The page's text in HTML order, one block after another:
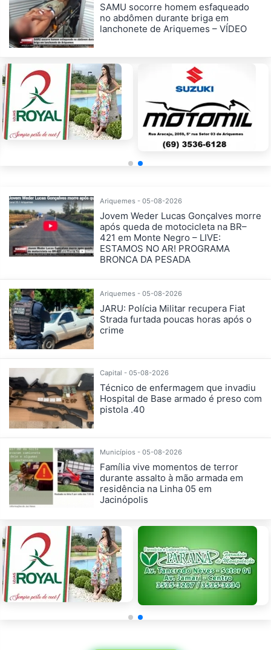
SAMU socorre homem esfaqueado
no abdômen durante briga em
lanchonete de Ariquemes – VÍDEO
Ariquemes - 05-08-2026
Jovem Weder Lucas Gonçalves morre
após queda de motocicleta na BR–
421 em Monte Negro – LIVE:
ESTAMOS NO AR! PROGRAMA
BRONCA DA PESADA
Ariquemes - 05-08-2026
JARU: Polícia Militar recupera Fiat
Strada furtada poucas horas após o
crime
Capital - 05-08-2026
Técnico de enfermagem que invadiu
Hospital de Base armado é preso com
pistola .40
Municípios - 05-08-2026
Família vive momentos de terror
durante assalto à mão armada em
residência na Linha 05 em
Jacinópolis